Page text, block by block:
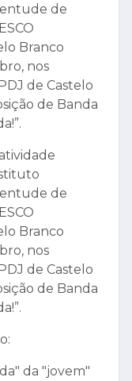
de
Branco
nos
de Castelo
de Banda
de
Branco
nos
de Castelo
de Banda
da "jovem"